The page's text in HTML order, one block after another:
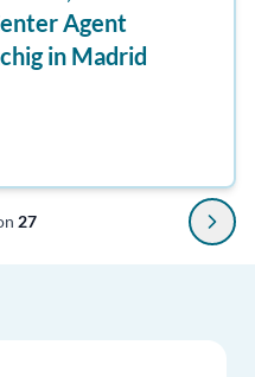
Agent
in Madrid
27